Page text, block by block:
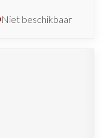
Niet beschikbaar